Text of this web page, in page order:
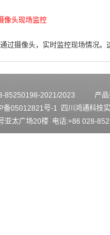
像头现场监控
通过摄像头，实时监控现场情况
85250198-2021/2023
产
备05012821号-1 四川鸿通科技
亚太广场20楼 电话:+86 028-